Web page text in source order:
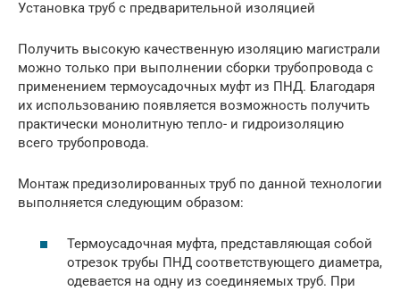
Установка труб с предварительной изоляцией
Получить высокую качественную изоляцию магистрали
можно только при выполнении сборки трубопровода с
применением термоусадочных муфт из ПНД. Благодаря
их использованию появляется возможность получить
практически монолитную тепло- и гидроизоляцию
всего трубопровода.
Монтаж предизолированных труб по данной технологии
выполняется следующим образом:
Термоусадочная муфта, представляющая собой
отрезок трубы ПНД соответствующего диаметра,
одевается на одну из соединяемых труб. При